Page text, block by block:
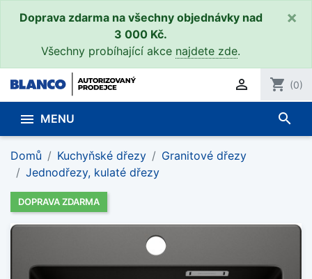
Doprava zdarma na všechny objednávky nad
3 000 Kč.
Všechny probíhající akce najdete zde.
×
 shopping_cart (0)
 MENU search
Domů Kuchyňské dřezy
Granitové dřezy
Jednodřezy, kulaté dřezy
DOPRAVA ZDARMA